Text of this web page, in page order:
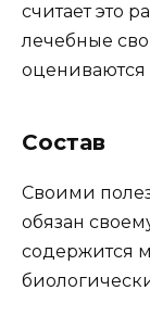
считает это
лечебные
оцениваются
Состав
Своими
обязан
содержится